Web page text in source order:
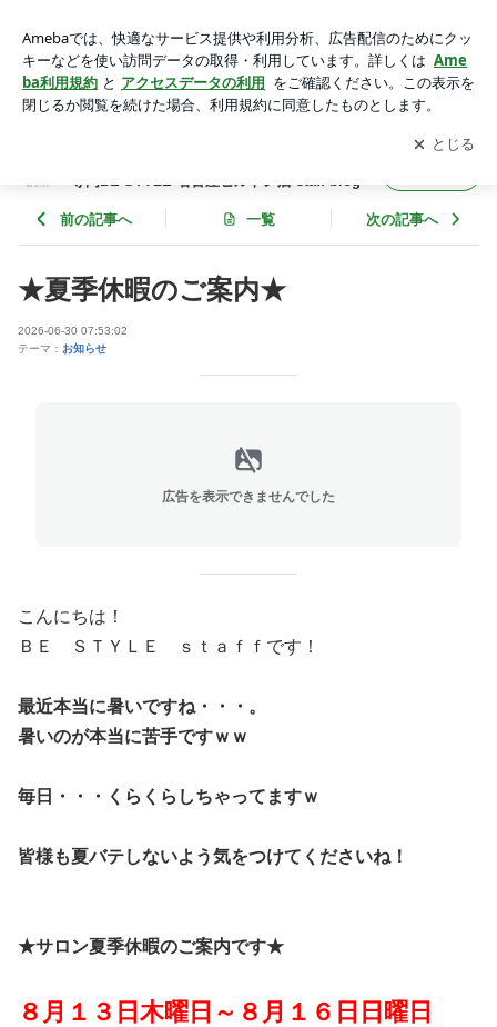
眉カラー 眉毛 名古屋伏見 ハリウッド | まつげエクステ・
まつげパーマ・アイブロウ専門BE STYLE 名古屋ヒルトン店 s
taff blog
アプリをダウンロードして ブログの更新通知
を受け取りまし
ょう。
開く
専門BE STYLE 名古屋ヒルトン店 staff blog
前の記事へ 一覧 次の記事へ
★夏季休暇のご案内★
2026-06-30 07:53:02
テーマ： お知らせ
広告を表示できませんでした
こんにちは！
ＢＥ ＳＴＹＬＥ ｓｔａｆｆです！
最近本当に暑いですね・・・。
暑いのが本当に苦手ですｗｗ
毎日・・・くらくらしちゃってますｗ
皆様も夏バテしないよう気をつけてくださいね！
★サロン夏季休暇のご案内です★
８月１３日木曜日～８月１６日日曜日